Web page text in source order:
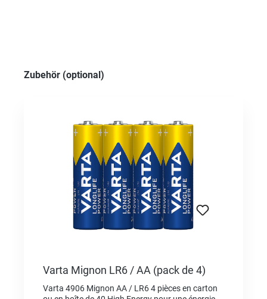
Ignorer la galerie de produits
Zubehör (optional)
Varta Mignon LR6 / AA (pack de 4)
Varta 4906 Mignon AA / LR6 4 pièces en carton